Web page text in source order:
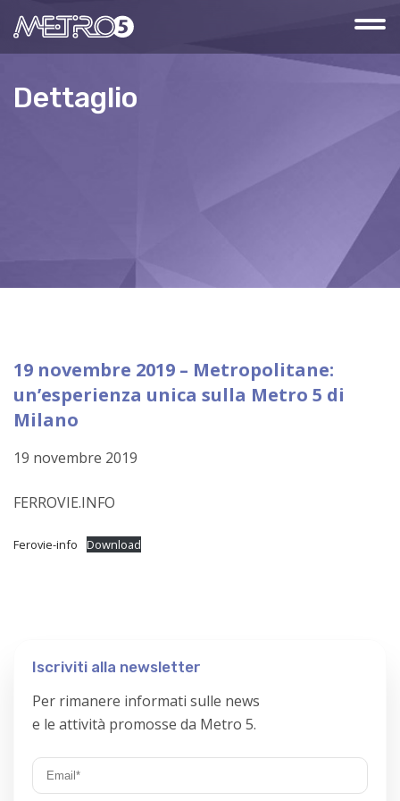
Dettaglio
19 novembre 2019 – Metropolitane:
un’esperienza unica sulla Metro 5 di
Milano
19 novembre 2019
FERROVIE.INFO
Ferovie-info Download
Iscriviti alla newsletter
Per rimanere informati sulle news
e le attività promosse da Metro 5.